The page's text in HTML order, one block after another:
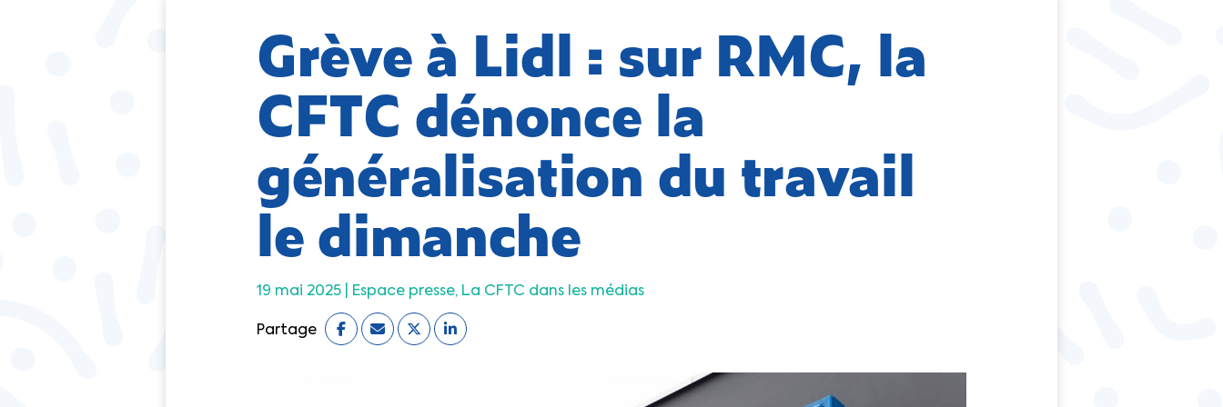
Grève à Lidl : sur RMC, la
CFTC dénonce la
généralisation du travail
le dimanche
19 mai 2025 | Espace presse La CFTC dans les médias
Partage